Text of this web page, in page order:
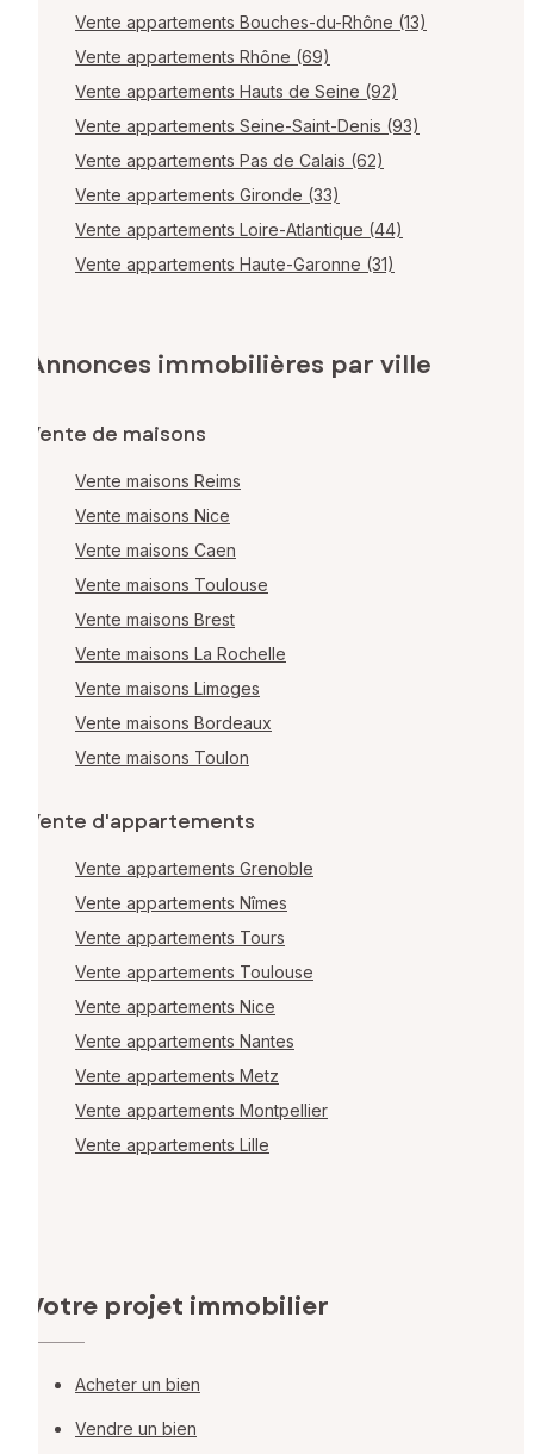
Vente appartements Bouches-du-Rhône (13)
Vente appartements Rhône (69)
Vente appartements Hauts de Seine (92)
Vente appartements Seine-Saint-Denis (93)
Vente appartements Pas de Calais (62)
Vente appartements Gironde (33)
Vente appartements Loire-Atlantique (44)
Vente appartements Haute-Garonne (31)
Annonces immobilières par ville
Vente de maisons
Vente maisons Reims
Vente maisons Nice
Vente maisons Caen
Vente maisons Toulouse
Vente maisons Brest
Vente maisons La Rochelle
Vente maisons Limoges
Vente maisons Bordeaux
Vente maisons Toulon
Vente d'appartements
Vente appartements Grenoble
Vente appartements Nîmes
Vente appartements Tours
Vente appartements Toulouse
Vente appartements Nice
Vente appartements Nantes
Vente appartements Metz
Vente appartements Montpellier
Vente appartements Lille
Votre projet immobilier
Acheter un bien
Vendre un bien